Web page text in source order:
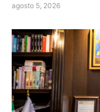
agosto 5, 2026